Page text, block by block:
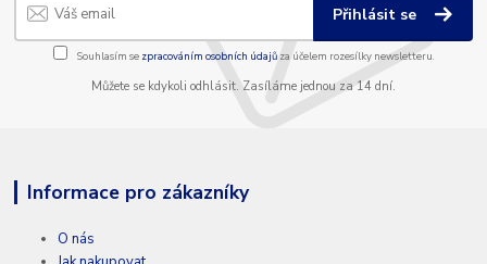
Přihlásit se
Souhlasím se zpracováním osobních údajůza účelem rozesílky newsletteru.
Můžete se kdykoli odhlásit. Zasíláme jednou za 14 dní.
Informace pro zákazníky
O nás